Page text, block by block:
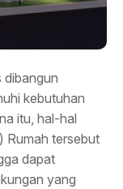
dibangun
kebutuhan
itu, hal-hal
Rumah tersebut
dapat
yang